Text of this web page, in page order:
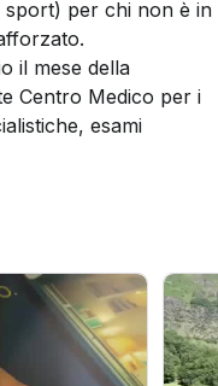
per chi non è in
il mese della
Centro Medico per i
esami